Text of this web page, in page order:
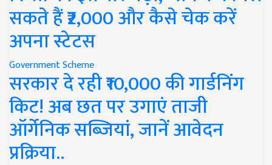
सकते हैं ₹2,000 और कैसे चेक करें
अपना स्टेटस
Government Scheme
सरकार दे रही ₹10,000 की गार्डनिंग
किट! अब छत पर उगाएं ताजी
ऑर्गेनिक सब्जियां, जानें आवेदन
प्रक्रिया..